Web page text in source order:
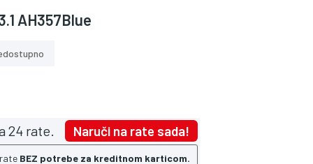
AH357Blue
24 rate. Naruči na rate sada!
BEZ potrebe za kreditnom karticom.